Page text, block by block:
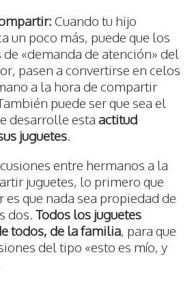
Cuando tu hijo
un poco más, puede que los
«demanda de atención» del
pasen a convertirse en celos
a la hora de compartir
puede ser que sea el
desarrolle esta actitud
juguetes.
entre hermanos a la
juguetes, lo primero que
es que nada sea propiedad de
dos. Todos los juguetes
todos, de la familia, para que
del tipo «esto es mío, y